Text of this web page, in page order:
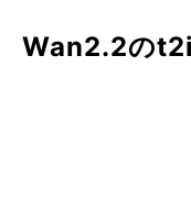
Wan2.2の